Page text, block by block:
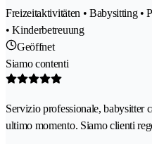
Freizeitaktivitäten • Babysitting •
• Kinderbetreuung
Geöffnet
Siamo contenti
Servizio professionale, babysitter
ultimo momento. Siamo clienti